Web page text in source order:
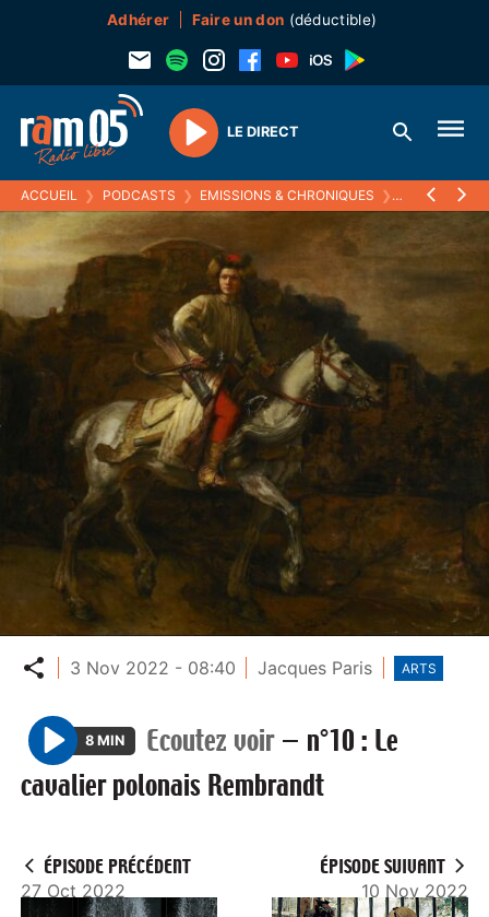
Adhérer Faire un don (déductible)
Play
LE DIRECT
ACCUEIL ❯ PODCASTS ❯ EMISSIONS & CHRONIQUES ❯ ECOUTEZ
Partager
3 Nov 2022 - 08:40 Jacques Paris ARTS
P
l
8 MIN Ecoutez voir— n°10 : Le
cavalier polonais Rembrandt
ÉPISODE PRÉCÉDENT
27 Oct 2022
ÉPISODE SUIVANT
10 Nov 2022